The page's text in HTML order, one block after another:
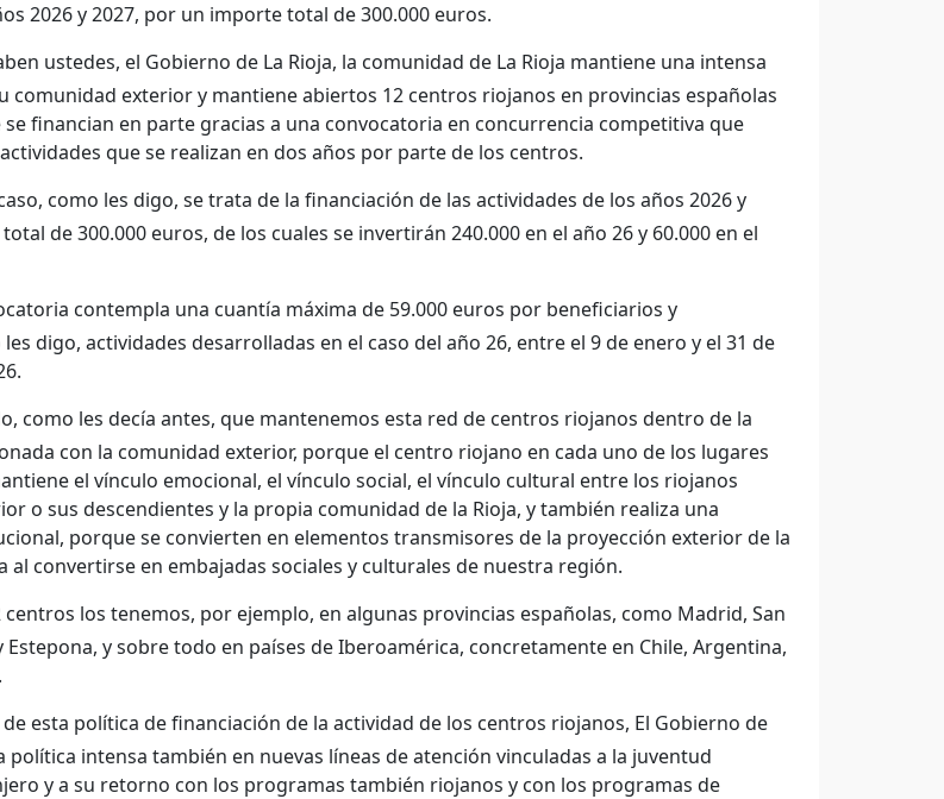
2026 y 2027, por un importe total de 300.000 euros.
ustedes, el Gobierno de La Rioja, la comunidad de La Rioja mantiene una intensa
comunidad exterior y mantiene abiertos 12 centros riojanos en provincias españolas
financian en parte gracias a una convocatoria en concurrencia competitiva que
que se realizan en dos años por parte de los centros.
como les digo, se trata de la financiación de las actividades de los años 2026 y
de 300.000 euros, de los cuales se invertirán 240.000 en el año 26 y 60.000 en el
contempla una cuantía máxima de 59.000 euros por beneficiarios y
digo, actividades desarrolladas en el caso del año 26, entre el 9 de enero y el 31 de
como les decía antes, que mantenemos esta red de centros riojanos dentro de la
con la comunidad exterior, porque el centro riojano en cada uno de los lugares
el vínculo emocional, el vínculo social, el vínculo cultural entre los riojanos
o sus descendientes y la propia comunidad de la Rioja, y también realiza una
porque se convierten en elementos transmisores de la proyección exterior de la
al convertirse en embajadas sociales y culturales de nuestra región.
centros los tenemos, por ejemplo, en algunas provincias españolas, como Madrid, San
Estepona, y sobre todo en países de Iberoamérica, concretamente en Chile, Argentina,
esta política de financiación de la actividad de los centros riojanos, El Gobierno de
política intensa también en nuevas líneas de atención vinculadas a la juventud
y a su retorno con los programas también riojanos y con los programas de